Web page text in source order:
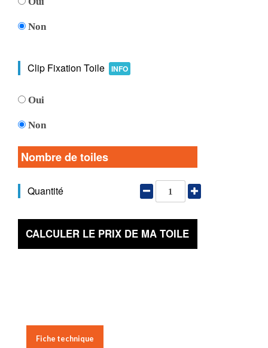
Non
Clip Fixation Toile INFO
Oui
Non
Nombre de toiles
Quantité
CALCULER LE PRIX DE MA TOILE
Fiche technique